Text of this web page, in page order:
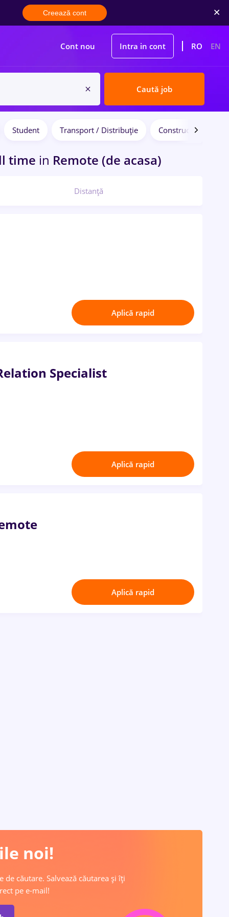
Creează cont
Cont nou Intra in cont RO EN
Caută job
Student Transport / Distribuție Construcții /
time in Remote (de acasa)
Distanță
Aplică rapid
Specialist
Aplică rapid
Aplică rapid
noi!
căutare. Salvează căutarea și îți
pe e-mail!